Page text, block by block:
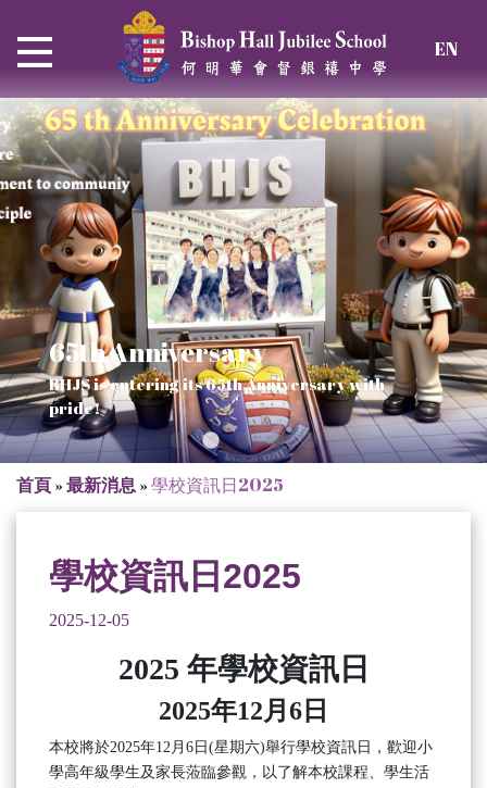
EN
Thrive and Shine in HKDSE
2026
65th Anniversary
BHJS is entering its 65th Anniversary with
pride!
Verse of July
SOLAR POWER PROJECT
Our Mission to a sustainable future
CHRISTIAN EDUCATION
We rejoice in the knowledge of God's truth
首頁»最新消息»學校資訊日2025
學校資訊日2025
2025-12-05
2025 年學校資訊日
2025年12月 6 日
本校將於2025年12月6日(星期六)舉行學校資訊日，歡迎小
學高年級學生及家長蒞臨參觀，以了解本校課程、學生活